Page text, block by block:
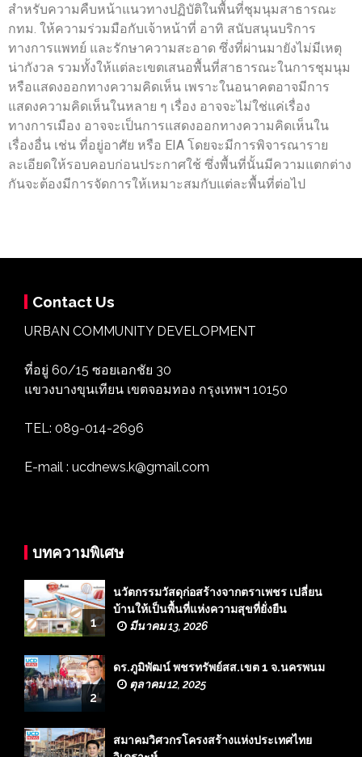
สำหรับความคืบหน้าแนวทางปฏิบัติในพื้นที่ชุมนุมสาธารณะ
กทม. ให้ความร่วมมือกับเจ้าหน้าที่ อาทิ สนับสนุนบริการ
ทางการแพทย์ และรักษาความสะอาด ซึ่งที่ผ่านมายังไม่มีเหตุ
น่ากังวล รวมทั้งให้แต่ละเขตเสนอพื้นที่สาธารณะในการชุมนุม
หรือแสดงออกทางความคิดเห็น เพราะในอนาคตอาจมีการ
แสดงความคิดเห็นในหลาย ๆ เรื่อง อาจจะไม่ใช่แค่เรื่อง
ทางการเมือง อาจจะเป็นการแสดงออกทางความคิดเห็นใน
เรื่องอื่น เช่น ที่อยู่อาศัย หรือ EIA โดยจะมีการพิจารณาราย
ละเอียดให้รอบคอบก่อนประกาศใช้ ซึ่งพื้นที่นั้นมีความแตกต่าง
กันจะต้องมีการจัดการให้เหมาะสมกับแต่ละพื้นที่ต่อไป
Contact Us
URBAN COMMUNITY DEVELOPMENT
ที่อยู่ 60/15 ซอยเอกชัย 30
แขวงบางขุนเทียน เขตจอมทอง กรุงเทพฯ 10150
TEL: 089-014-2696
E-mail : ucdnews.k@gmail.com
บทความพิเศษ
1
นวัตกรรมวัสดุก่อสร้างจากตราเพชร เปลี่ยน
บ้านให้เป็นพื้นที่แห่งความสุขที่ยั่งยืน
มีนาคม 13, 2026
2
ดร.ภูมิพัฒน์ พชรทรัพย์สส.เขต 1 จ.นครพนม
ตุลาคม 12, 2025
สมาคมวิศวกรโครงสร้างแห่งประเทศไทย